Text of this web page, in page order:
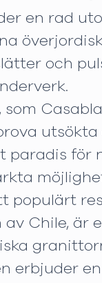
en rad
och
för
populärt
Chile,
erbjuder